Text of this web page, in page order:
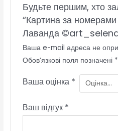
Будьте першим, хто
“Картина за
Лаванда
Ваша e-mail адреса не
Обов’язкові поля позначені *
Ваша оцінка *
Ваш відгук *